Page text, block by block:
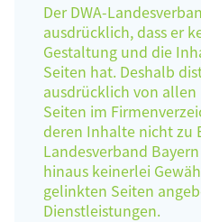
Der DWA-
ausdrücklich, dass er
Gestaltung und die
Seiten hat. Deshalb
ausdrücklich von
Seiten im
deren Inhalte nicht zu
Landesverband
hinaus keinerlei
gelinkten Seiten
Dienstleistungen.